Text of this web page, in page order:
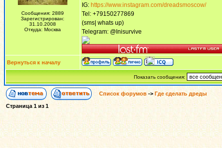
Сообщения: 2889
Зарегистрирован:
31.10.2008
Откуда: Москва
IG: https://www.instagram.com/dreadsmoscow/
Tel: +79150277869
(sms| whats up)
Telegram: @Inisurvive
Вернуться к началу
Показать сообщения:
Список форумов -> Где сделать дреды
Страница1из1